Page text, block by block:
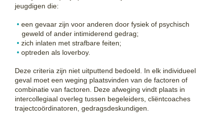
jeugdigen die:
een gevaar zijn voor anderen door fysiek of psychisch
geweld of ander intimiderend gedrag;
zich inlaten met strafbare feiten;
optreden als loverboy.
Deze criteria zijn niet uitputtend bedoeld. In elk individueel
geval moet een weging plaatsvinden van de factoren of
combinatie van factoren. Deze afweging vindt plaats in
intercollegiaal overleg tussen begeleiders, cliëntcoaches
trajectcoördinatoren, gedragsdeskundigen.